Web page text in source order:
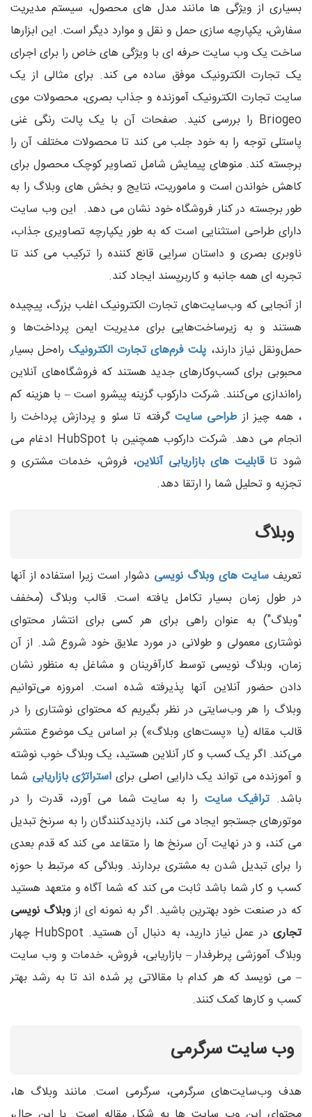
بسیاری از ویژگی ها مانند مدل های محصول، سیستم مدیریت
سفارش، یکپارچه سازی حمل و نقل و موارد دیگر است. این ابزارها
ساخت یک وب سایت حرفه ای با ویژگی های خاص را برای اجرای
یک تجارت الکترونیک موفق ساده می کند. برای مثالی از یک
سایت تجارت الکترونیک آموزنده و جذاب بصری، محصولات موی
Briogeo را بررسی کنید. صفحات آن با یک پالت رنگی غنی
پاستلی توجه را به خود جلب می کند تا محصولات مختلف آن را
برجسته کند. منوهای پیمایش شامل تصاویر کوچک محصول برای
کاهش خواندن است و ماموریت، نتایج و بخش های وبلاگ را به
طور برجسته در کنار فروشگاه خود نشان می دهد. این وب سایت
دارای طراحی استثنایی است که به طور یکپارچه تصاویری جذاب،
ناوبری بصری و داستان سرایی قانع کننده را ترکیب می کند تا
تجربه ای همه جانبه و کاربرپسند ایجاد کند.
از آنجایی که وب‌سایت‌های تجارت الکترونیک اغلب بزرگ، پیچیده
هستند و به زیرساخت‌هایی برای مدیریت ایمن پرداخت‌ها و
حمل‌ونقل نیاز دارند، پلت‌ فرم‌های تجارت الکترونیک راه‌حل بسیار
محبوبی برای کسب‌وکارهای جدید هستند که فروشگاه‌های آنلاین
راه‌اندازی می‌کنند. شرکت دارکوب گزینه پیشرو است – با هزینه کم
، همه چیز از طراحی سایت گرفته تا سئو و پردازش پرداخت را
انجام می دهد. شرکت دارکوب همچنین با HubSpot ادغام می
شود تا قابلیت های بازاریابی آنلاین، فروش، خدمات مشتری و
تجزیه و تحلیل شما را ارتقا دهد.
وبلاگ
تعریفسایت های وبلاگ نویسی دشوار است زیرا استفاده از آنها
در طول زمان بسیار تکامل یافته است. قالب وبلاگ (مخفف
"وبلاگ") به عنوان راهی برای هر کسی برای انتشار محتوای
نوشتاری معمولی و طولانی در مورد علایق خود شروع شد. از آن
زمان، وبلاگ نویسی توسط کارآفرینان و مشاغل به منظور نشان
دادن حضور آنلاین آنها پذیرفته شده است. امروزه می‌توانیم
وبلاگ را هر وب‌سایتی در نظر بگیریم که محتوای نوشتاری را در
قالب مقاله (یا «پست‌های وبلاگ») بر اساس یک موضوع منتشر
می‌کند. اگر یک کسب و کار آنلاین هستید، یک وبلاگ خوب نوشته
و آموزنده می تواند یک دارایی اصلی برای استراتژی بازاریابی شما
باشد. ترافیک سایت را به سایت شما می آورد، قدرت را در
موتورهای جستجو ایجاد می کند، بازدیدکنندگان را به سرنخ تبدیل
می کند، و در نهایت آن سرنخ ها را متقاعد می کند که قدم بعدی
را برای تبدیل شدن به مشتری بردارند. وبلاگی که مرتبط با حوزه
کسب و کار شما باشد ثابت می کند که شما آگاه و متعهد هستید
که در صنعت خود بهترین باشید. اگر به نمونه ای ازوبلاگ نویسی
تجاری
در عمل نیاز دارید، به دنبال آن هستید. HubSpot چهار
وبلاگ آموزشی پرطرفدار – بازاریابی، فروش، خدمات و وب سایت
– می نویسد که هر کدام با مقالاتی پر شده اند تا به رشد بهتر
کسب و کارها کمک کنند.
وب سایت سرگرمی
هدف وب‌سایت‌های سرگرمی، سرگرمی است. مانند وبلاگ ها،